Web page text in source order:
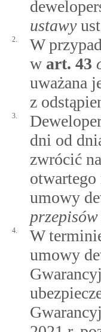
ustawy
2.
W
w art. 43
uważana
z
3.
dni od
zwrócić
umowy
4.
W
umowy